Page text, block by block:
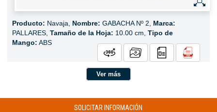
Producto: Navaja, Nombre: GABACHA Nº 2, Marca:
PALLARES, Tamaño de la Hoja: 10.00 cm, Tipo de
Mango: ABS
Ver más
SOLICITAR INFORMACIÓN